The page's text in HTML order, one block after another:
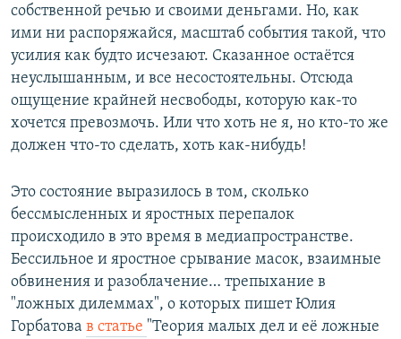
собственной речью и своими деньгами. Но, как
ими ни распоряжайся, масштаб события такой, что
усилия как будто исчезают. Сказанное остаётся
неуслышанным, и все несостоятельны. Отсюда
ощущение крайней несвободы, которую как-то
хочется превозмочь. Или что хоть не я, но кто-то же
должен что-то сделать, хоть как-нибудь!
Это состояние выразилось в том, сколько
бессмысленных и яростных перепалок
происходило в это время в медиапространстве.
Бессильное и яростное срывание масок, взаимные
обвинения и разоблачение… трепыхание в
"ложных дилеммах", о которых пишет Юлия
Горбатова в статье "Теория малых дел и её ложные